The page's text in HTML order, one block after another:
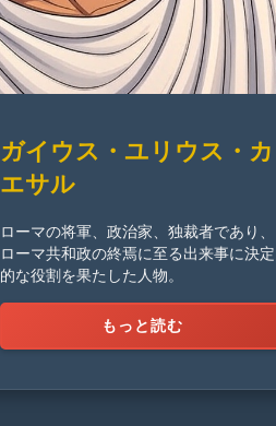
ガイウス・ユリウス・カ
エサル
ローマの将軍、政治家、独裁者であり、
ローマ共和政の終焉に至る出来事に決定
的な役割を果たした人物。
もっと読む